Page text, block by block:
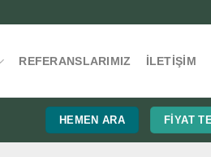
REFERANSLARIMIZ İLETIŞIM
HEMEN ARA FIYAT